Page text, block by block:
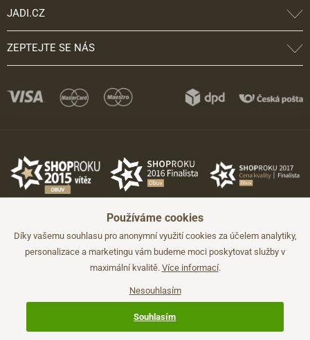
JADI.CZ
ZEPTEJTE SE NÁS
©2026 JADI.cz. Užití materiálů bez souhlasu není možné.
Používáme cookies
Díky vašemu souhlasu pro anonymní využití cookies za účelem analytiky,
personalizace a marketingu vám budeme moci poskytovat služby v
maximální kvalitě. Více informací.
Nesouhlasím
Souhlasím